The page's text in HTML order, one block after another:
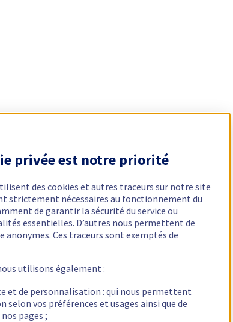
privée est notre priorité
des cookies et autres traceurs sur notre site
strictement nécessaires au fonctionnement du
de garantir la sécurité du service ou
essentielles. D’autres nous permettent de
anonymes. Ces traceurs sont exemptés de
utilisons également :
et de personnalisation : qui nous permettent
selon vos préférences et usages ainsi que de
pages ;